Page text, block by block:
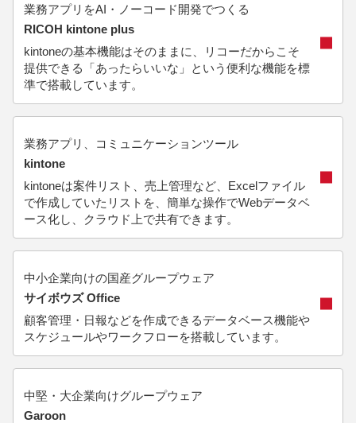
業務アプリをAI・ノーコード開発でつくる
RICOH kintone plus
kintoneの基本機能はそのままに、リコーだからこそ
提供できる「あったらいいな」という便利な機能を標
準で搭載しています。
業務アプリ、コミュニケーションツール
kintone
kintoneは案件リスト、売上管理など、Excelファイル
で作成していたリストを、簡単な操作でWebデータベ
ース化し、クラウド上で共有できます。
中小企業向けの国産グループウェア
サイボウズ Office
顧客管理・日報などを作成できるデータベース機能や
スケジュールやワークフローを搭載しています。
中堅・大企業向けグループウェア
Garoon